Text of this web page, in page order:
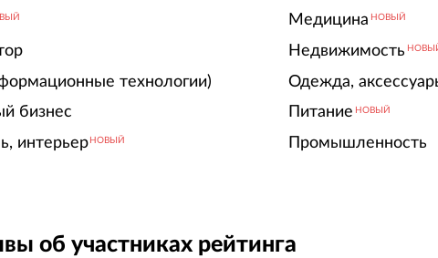
технологии)
бизнес
интерьер НОВЫЙ
Медицина НОВЫЙ
Недвижимость
Одежда,
Питание НОВЫЙ
Промышленность
об участниках рейтинга